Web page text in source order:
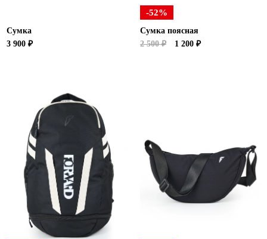
Сумка
3 900 ₽
-52%
Сумка поясная
2 500 ₽
1 200 ₽